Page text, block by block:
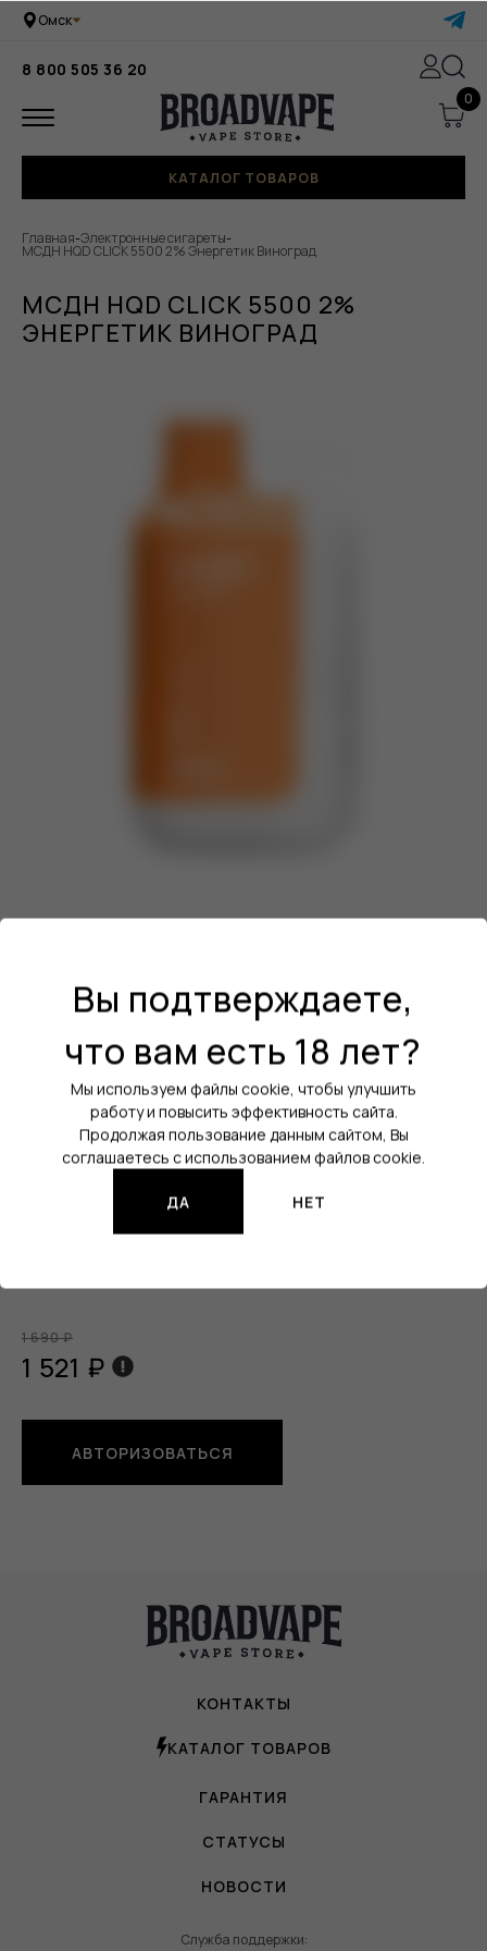
Омск
8 800 505 36 20
0
КАТАЛОГ ТОВАРОВ
Главная-Электронные сигареты-
МСДН HQD CLICK 5500 2% Энергетик Виноград
МСДН HQD CLICK 5500 2%
ЭНЕРГЕТИК ВИНОГРАД
Бренд:HQD
Энергетик / Виноград
Холодок:Нет
Уровень крепости:20 мг
Кол-во затяжек:5500
Порт зарядки:USB Type-C
Все характеристики
1 690 ₽
1 521 ₽
АВТОРИЗОВАТЬСЯ
КОНТАКТЫ
КАТАЛОГ ТОВАРОВ
ГАРАНТИЯ
СТАТУСЫ
НОВОСТИ
Служба поддержки:
Вы подтверждаете,
что вам есть 18 лет?
Мы используем файлы cookie, чтобы улучшить
работу и повысить эффективность сайта.
Продолжая пользование данным сайтом, Вы
соглашаетесь с использованием файлов cookie.
ДА НЕТ